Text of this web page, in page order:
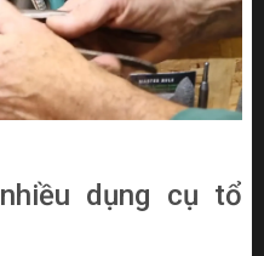
dụng cụ tổ